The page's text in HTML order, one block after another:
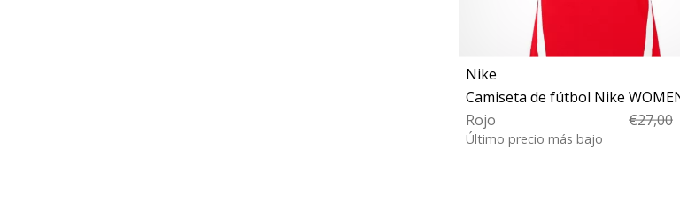
Nike
Rojo
€27,00
Último precio más bajo